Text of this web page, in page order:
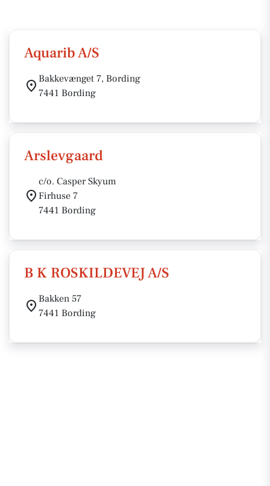
Aquarib A/S
Bakkevænget 7, Bording
7441 Bording
Arslevgaard
c/o. Casper Skyum
Firhuse 7
7441 Bording
B K ROSKILDEVEJ A/S
Bakken 57
7441 Bording